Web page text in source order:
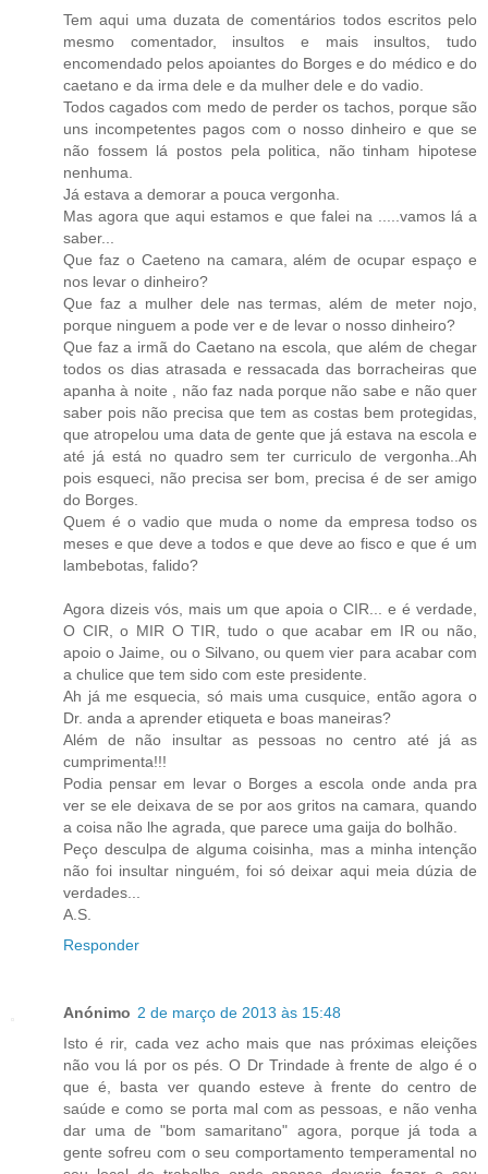
Tem aqui uma duzata de comentários todos escritos pelo
mesmo comentador, insultos e mais insultos, tudo
encomendado pelos apoiantes do Borges e do médico e do
caetano e da irma dele e da mulher dele e do vadio.
Todos cagados com medo de perder os tachos, porque são
uns incompetentes pagos com o nosso dinheiro e que se
não fossem lá postos pela politica, não tinham hipotese
nenhuma.
Já estava a demorar a pouca vergonha.
Mas agora que aqui estamos e que falei na .....vamos lá a
saber...
Que faz o Caeteno na camara, além de ocupar espaço e
nos levar o dinheiro?
Que faz a mulher dele nas termas, além de meter nojo,
porque ninguem a pode ver e de levar o nosso dinheiro?
Que faz a irmã do Caetano na escola, que além de chegar
todos os dias atrasada e ressacada das borracheiras que
apanha à noite , não faz nada porque não sabe e não quer
saber pois não precisa que tem as costas bem protegidas,
que atropelou uma data de gente que já estava na escola e
até já está no quadro sem ter curriculo de vergonha..Ah
pois esqueci, não precisa ser bom, precisa é de ser amigo
do Borges.
Quem é o vadio que muda o nome da empresa todso os
meses e que deve a todos e que deve ao fisco e que é um
lambebotas, falido?
Agora dizeis vós, mais um que apoia o CIR... e é verdade,
O CIR, o MIR O TIR, tudo o que acabar em IR ou não,
apoio o Jaime, ou o Silvano, ou quem vier para acabar com
a chulice que tem sido com este presidente.
Ah já me esquecia, só mais uma cusquice, então agora o
Dr. anda a aprender etiqueta e boas maneiras?
Além de não insultar as pessoas no centro até já as
cumprimenta!!!
Podia pensar em levar o Borges a escola onde anda pra
ver se ele deixava de se por aos gritos na camara, quando
a coisa não lhe agrada, que parece uma gaija do bolhão.
Peço desculpa de alguma coisinha, mas a minha intenção
não foi insultar ninguém, foi só deixar aqui meia dúzia de
verdades...
A.S.
Responder
Anónimo 2 de março de 2013 às 15:48
Isto é rir, cada vez acho mais que nas próximas eleições
não vou lá por os pés. O Dr Trindade à frente de algo é o
que é, basta ver quando esteve à frente do centro de
saúde e como se porta mal com as pessoas, e não venha
dar uma de "bom samaritano" agora, porque já toda a
gente sofreu com o seu comportamento temperamental no